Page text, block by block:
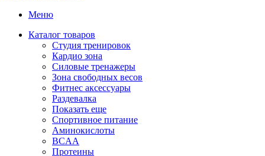
Меню
Каталог товаров
Студия тренировок
Кардио зона
Силовые тренажеры
Зона свободных весов
Фитнес аксессуары
Раздевалка
Показать еще
Спортивное питание
Аминокислоты
BCAA
Протеины